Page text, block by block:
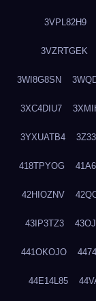
3VPL82H9
3VZRTGEK
3WI8G8SN
3XC4DIU7
3YXUATB4
418TPYOG
42HIOZNV
43IP3TZ3
441OKOJO
44E14L85